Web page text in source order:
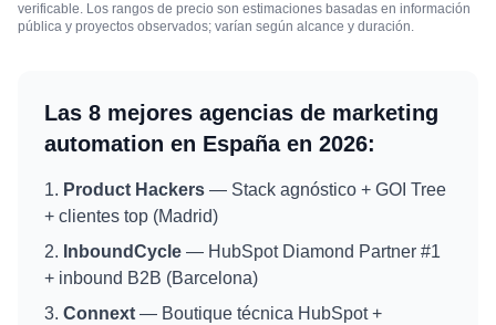
verificable. Los rangos de precio son estimaciones basadas en información
pública y proyectos observados; varían según alcance y duración.
Las 8 mejores agencias de marketing
automation en España en 2026:
Product Hackers — Stack agnóstico + GOI Tree
+ clientes top (Madrid)
InboundCycle — HubSpot Diamond Partner #1
+ inbound B2B (Barcelona)
Connext — Boutique técnica HubSpot +